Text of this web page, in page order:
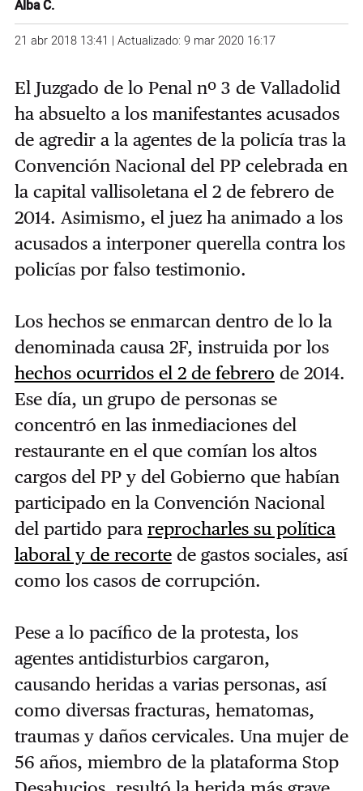
Alba C.
21 abr 2018 13:41 | Actualizado: 9 mar 2020 16:17
El Juzgado de lo Penal nº 3 de Valladolid
ha absuelto a los manifestantes acusados
de agredir a la agentes de la policía tras la
Convención Nacional del PP celebrada en
la capital vallisoletana el 2 de febrero de
2014. Asimismo, el juez ha animado a los
acusados a interponer querella contra los
policías por falso testimonio.
Los hechos se enmarcan dentro de lo la
denominada causa 2F, instruida por los
hechos ocurridos el 2 de febrero de 2014.
Ese día, un grupo de personas se
concentró en las inmediaciones del
restaurante en el que comían los altos
cargos del PP y del Gobierno que habían
participado en la Convención Nacional
del partido para reprocharles su política
laboral y de recortede gastos sociales, así
como los casos de corrupción.
Pese a lo pacífico de la protesta, los
agentes antidisturbios cargaron,
causando heridas a varias personas, así
como diversas fracturas, hematomas,
traumas y daños cervicales. Una mujer de
56 años, miembro de la plataforma Stop